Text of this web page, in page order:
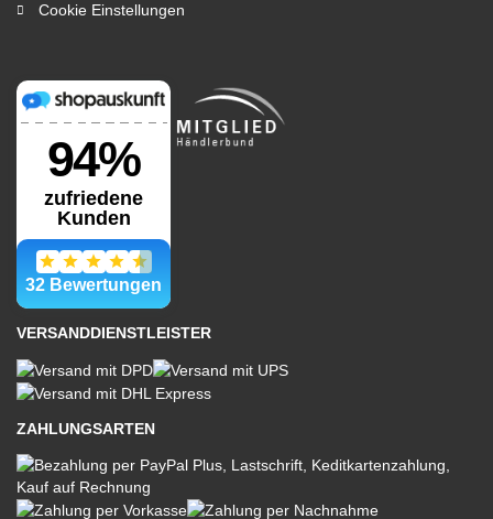
Cookie Einstellungen
VERSANDDIENSTLEISTER
ZAHLUNGSARTEN